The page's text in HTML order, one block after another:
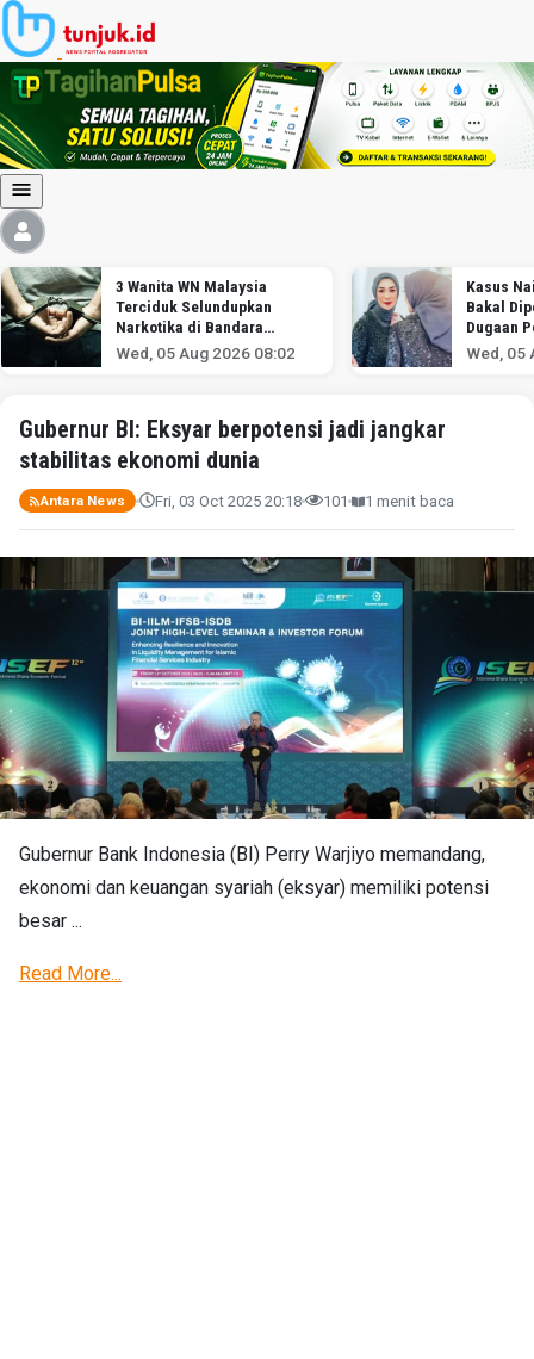
3 Wanita WN Malaysia
Terciduk Selundupkan
Narkotika di Bandara
Soekarno-Hatta
Wed, 05 Aug 2026 08:02
Kasus
Bakal
Dugaan
Wed, 05
Gubernur BI: Eksyar berpotensi jadi jangkar
stabilitas ekonomi dunia
Antara News Fri, 03 Oct 2025 20:18 101 1 menit baca
Gubernur Bank Indonesia (BI) Perry Warjiyo memandang,
ekonomi dan keuangan syariah (eksyar) memiliki potensi
besar ...
Read More...